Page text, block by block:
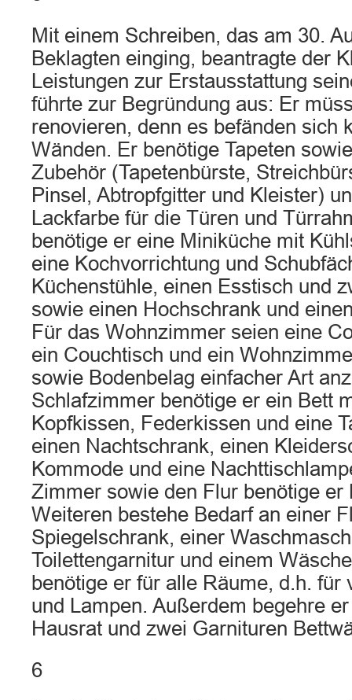
Mit einem Schreiben, das am 30.
Beklagten einging, beantragte der
Leistungen zur Erstausstattung
führte zur Begründung aus: Er
renovieren, denn es befänden sich
Wänden. Er benötige Tapeten
Zubehör (Tapetenbürste,
Pinsel, Abtropfgitter und Kleister)
Lackfarbe für die Türen und
benötige er eine Miniküche mit
eine Kochvorrichtung und
Küchenstühle, einen Esstisch und
sowie einen Hochschrank und
Für das Wohnzimmer seien eine
ein Couchtisch und ein
sowie Bodenbelag einfacher Art
Schlafzimmer benötige er ein Bett
Kopfkissen, Federkissen und eine
einen Nachtschrank, einen
Kommode und eine
Zimmer sowie den Flur benötige er
Weiteren bestehe Bedarf an einer
Spiegelschrank, einer
Toilettengarnitur und einem
benötige er für alle Räume, d.h. für
und Lampen. Außerdem begehre
Hausrat und zwei Garnituren
6